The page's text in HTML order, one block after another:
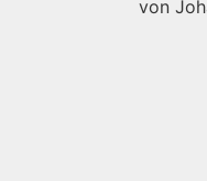
von